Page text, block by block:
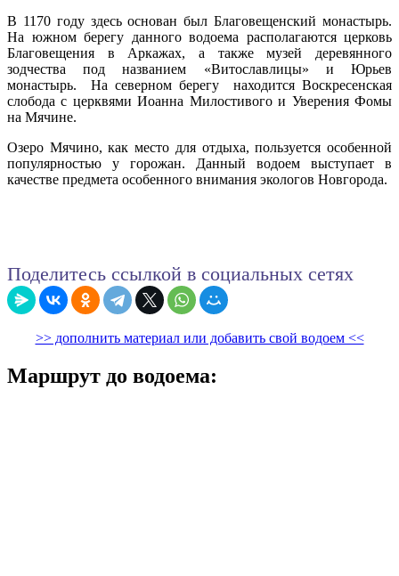
В 1170 году здесь основан был Благовещенский монастырь.
На южном берегу данного водоема располагаются церковь
Благовещения в Аркажах, а также музей деревянного
зодчества под названием «Витославлицы» и Юрьев
монастырь. На северном берегу находится Воскресенская
слобода с церквями Иоанна Милостивого и Уверения Фомы
на Мячине.
Озеро Мячино, как место для отдыха, пользуется особенной
популярностью у горожан. Данный водоем выступает в
качестве предмета особенного внимания экологов Новгорода.
Поделитесь ссылкой в социальных сетях
>> дополнить материал или добавить свой водоем <<
Маршрут до водоема: